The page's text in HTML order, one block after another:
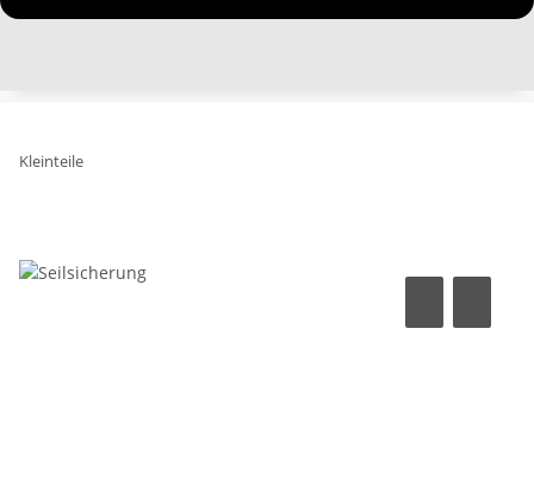
Kleinteile